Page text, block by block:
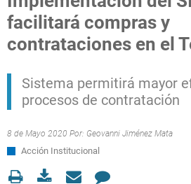
facilitará compras y
contrataciones en el
Sistema permitirá mayor
procesos de contratación
8 de Mayo 2020 Por: Geovanni Jiménez Mata
Acción Institucional